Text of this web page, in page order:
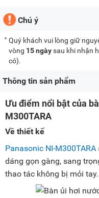
Chú ý
Quý khách vui lòng giữ
vòng 15 ngàysau khi nhận
có).
Thông tin sản phẩm
Ưu điểm nổi bật của
M300TARA
Về thiết kế
Panasonic NI-M300TARA
dáng gọn gàng, sang
thao tác không bị mỏi tay.